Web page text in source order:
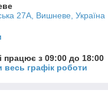
27А, Вишневе, Україна
працює з 09:00 до 18:00
весь графік роботи